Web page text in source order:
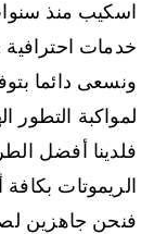
اسكيب منذ
خدمات احترافية
ونسعى دائما
لمواكبة التطور
فلدينا أفضل
الريموتات بكافة
فنحن جاهزين